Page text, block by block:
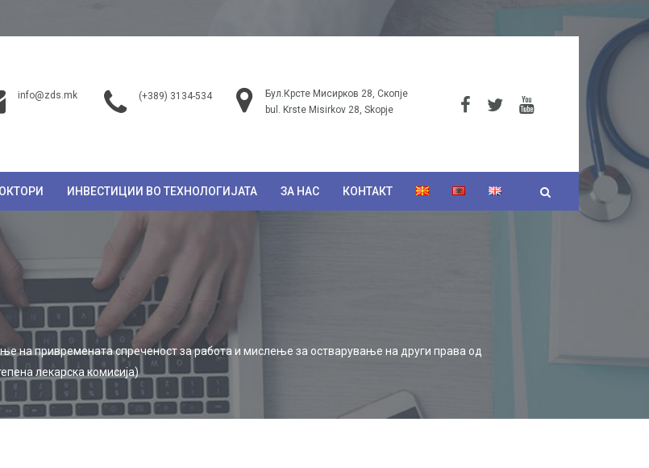
info@zds.mk (+389) 3134-534
Бул.Крсте Мисирков 28, Скопје
bul. Krste Misirkov 28, Skopje
ИНВЕСТИЦИИ ВО ТЕХНОЛОГИЈАТА ЗА НАС КОНТАКТ
на привремената спреченост за работа и мислење за остварување на други права од
лекарска комисија)